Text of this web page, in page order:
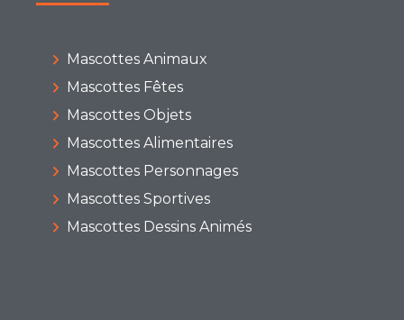
Mascottes Animaux
Mascottes Fêtes
Mascottes Objets
Mascottes Alimentaires
Mascottes Personnages
Mascottes Sportives
Mascottes Dessins Animés